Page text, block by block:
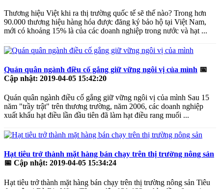
Thương hiệu Việt khi ra thị trường quốc tế sẽ thế nào? Trong hơn
90.000 thương hiệu hàng hóa được đăng ký bảo hộ tại Việt Nam,
mới có khoảng 15% là của các doanh nghiệp trong nước và hạt ...
Quán quân ngành điều cố gắng giữ vững ngôi vị của mình 📅
Cập nhật: 2019-04-05 15:42:20
Quán quân ngành điều cố gắng giữ vững ngôi vị của mình Sau 15
năm "trầy trật" trên thương trường, năm 2006, các doanh nghiệp
xuất khẩu hạt điều lần đầu tiên đã làm hạt điều rang muối ...
Hạt tiêu trở thành mặt hàng bán chạy trên thị trường nông sản
📅 Cập nhật: 2019-04-05 15:34:24
Hạt tiêu trở thành mặt hàng bán chạy trên thị trường nông sản Tiêu